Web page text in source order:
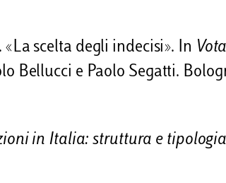
scelta degli indecisi». In
Bellucci e Paolo Segatti.
in Italia: struttura e tipologia